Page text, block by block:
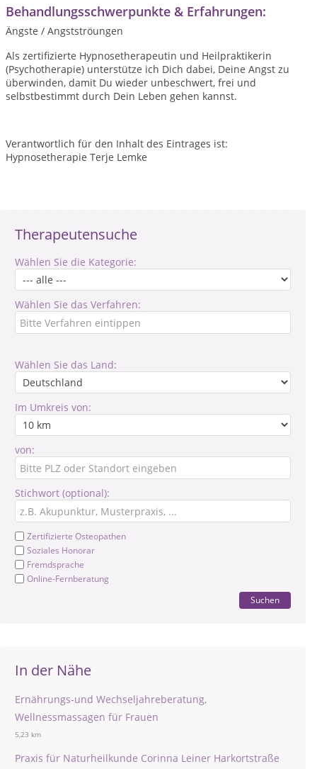
Therapeutensuche
Wählen Sie die Kategorie:
Wählen Sie das Verfahren:
Wählen Sie das Land:
Im Umkreis von:
von:
Stichwort (optional):
Zertifizierte Osteopathen
Soziales Honorar
Fremdsprache
Online-Fernberatung
Suchen
In der Nähe
Ernährungs-und Wechseljahreberatung,
Wellnessmassagen für Frauen
5,23 km
Praxis für Naturheilkunde Corinna Leiner Harkortstraße
Behandlungsschwerpunkte & Erfahrungen:
Ängste / Angstströungen
Als zertifizierte Hypnosetherapeutin und Heilpraktikerin
(Psychotherapie) unterstütze ich Dich dabei, Deine Angst zu
überwinden, damit Du wieder unbeschwert, frei und
selbstbestimmt durch Dein Leben gehen kannst.
Verantwortlich für den Inhalt des Eintrages ist:
Hypnosetherapie Terje Lemke